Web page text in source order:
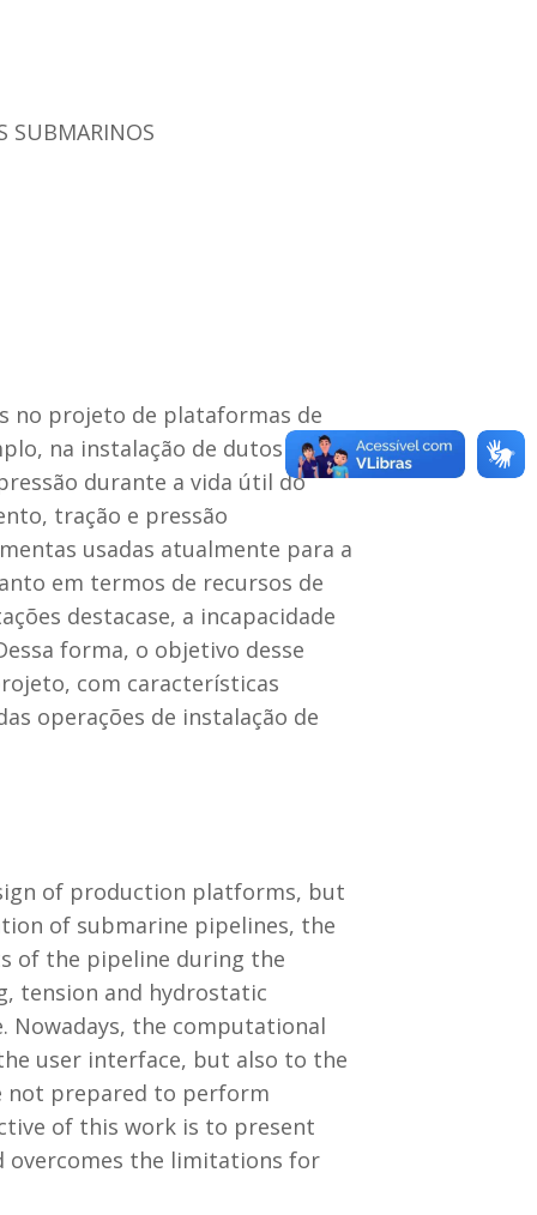
SUBMARINOS
no projeto de plataformas de
na instalação de dutos
durante a vida útil do
tração e pressão
usadas atualmente para a
em termos de recursos de
destacase, a incapacidade
forma, o objetivo desse
com características
operações de instalação de
of production platforms, but
of submarine pipelines, the
of the pipeline during the
tension and hydrostatic
the computational
user interface, but also to the
not prepared to perform
of this work is to present
overcomes the limitations for